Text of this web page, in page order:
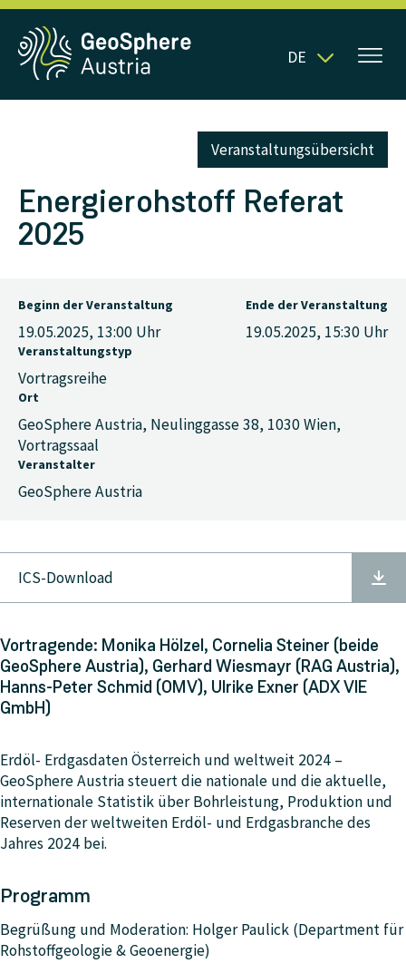
DE
Veranstaltungsübersicht
Energierohstoff Referat
2025
Beginn der Veranstaltung
19.05.2025, 13:00 Uhr
Ende der Veranstaltung
19.05.2025, 15:30 Uhr
Veranstaltungstyp
Vortragsreihe
Ort
GeoSphere Austria, Neulinggasse 38, 1030 Wien,
Vortragssaal
Veranstalter
GeoSphere Austria
ICS-Download
Vortragende: Monika Hölzel, Cornelia Steiner (beide
GeoSphere Austria), Gerhard Wiesmayr (RAG Austria),
Hanns-Peter Schmid (OMV), Ulrike Exner (ADX VIE
GmbH)
Erdöl- Erdgasdaten Österreich und weltweit 2024 –
GeoSphere Austria steuert die nationale und die aktuelle,
internationale Statistik über Bohrleistung, Produktion und
Reserven der weltweiten Erdöl- und Erdgasbranche des
Jahres 2024 bei.
Programm
Begrüßung und Moderation: Holger Paulick (Department für
Rohstoffgeologie & Geoenergie)